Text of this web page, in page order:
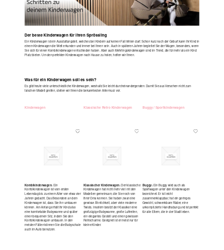
Was für ein Kinderwagen soll es sein?
Es gibt heute viele unterschiedliche Kinderwagen, weshalb Sie leicht durcheinandergeraten. Damit Sie aus Versehen nicht zum
falschen Modell greifen, stellen wir Ihnen die bekanntesten Arten kurz vor.
Kinderwagen Klassische Retro Kinderwagen Buggy / Sportkinderwagen
Kombikinderwagen: Ein
Kombikinderwagen ist vom ersten
Lebenstag bis zu einem Alter von etwa vier
Jahren gedacht. Das Besondere an dem
Kinderwagen ist, dass Sie ihn umbauen
können. Am Anfang erhält Ihr Kind also
eine komfortable Babywanne und später
einen bequemen Sitz, indem Sie den
Kombikinderwagen umbauen. In den
meisten Fällen können Sie die Babyschale
auch im Auto benutzen.
Klassischer Kinderwagen:Der klassische
Kinderwagen hat nicht mehr viel mit den
Modellen gemeinsam, die Sie noch von
Ihrer Oma kennen. Sie haben zwar eine
gewisse Ähnlichkeit, aber viele moderne
Twists. Insofern besitzt der Klassiker eine
großzügige Babywanne, große Luftreifen,
ein elegantes Gestell und einen gewissen
Retrocharme. Geeignet ist er meist nur für
kleine Kinder.
Buggy:Ein Buggy wird auch als
Sportwagen unter den Kinderwagen
bezeichnet. Er ist leicht
zusammenklappbar, hat ein geringes
Gewicht, schwenkbare Räder, eine
unkomplizierte Handhabung und ist perfekt
für alle Eltern, die in der Stadt leben.
Der beste Kinderwagen für Ihren Sprössling
Ein Kinderwagen ist ein Ausstattungsteil, welches bei Kindern auf keinen Fall fehlen darf. Schon kurz nach der Geburt kann Ihr Kind in
einem Kinderwagen die Welt erkunden und immer bei Ihnen sein. Auch in späteren Jahren begleitet Sie der Wagen, besonders, wenn
Sie sich für einen Kombikinderwagen entschieden haben. Aber auch Mehrlingskinderwagen sind im Trend, die für mehr als ein Kind
Platz bieten. Um den perfekten Kinderwagen nach Hause zu holen, helfen wir Ihnen.